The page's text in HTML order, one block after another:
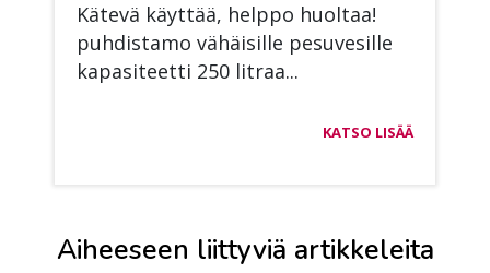
Kä­te­vä käyt­tää, help­po huol­taa!
puh­dis­ta­mo vä­häi­sil­le pe­su­ve­sil­le
ka­pa­si­teet­ti 250 lit­raa...
KATSO LISÄÄ
Aiheeseen liittyviä artikkeleita